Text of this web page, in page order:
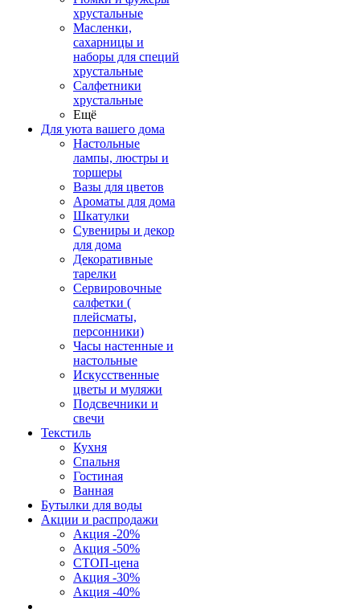
хрустальные
Масленки,
сахарницы и
наборы для специй
хрустальные
Салфетники
хрустальные
Ещё
Для уюта вашего дома
Настольные
лампы, люстры и
торшеры
Вазы для цветов
Ароматы для дома
Шкатулки
Сувениры и декор
для дома
Декоративные
тарелки
Сервировочные
салфетки (
плейсматы,
персонники)
Часы настенные и
настольные
Искусственные
цветы и муляжи
Подсвечники и
свечи
Текстиль
Кухня
Спальня
Гостиная
Ванная
Бутылки для воды
Акции и распродажи
Акция -20%
Акция -50%
СТОП-цена
Акция -30%
Акция -40%